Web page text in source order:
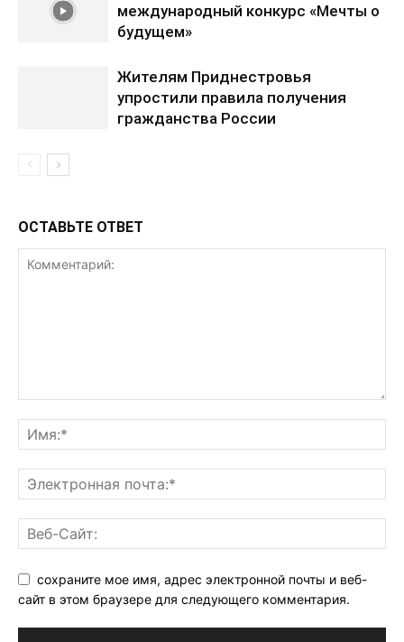
международный конкурс «Мечты о
будущем»
Жителям Приднестровья
упростили правила получения
гражданства России
ОСТАВЬТЕ ОТВЕТ
сохраните мое имя, адрес электронной почты и веб-
сайт в этом браузере для следующего комментария.